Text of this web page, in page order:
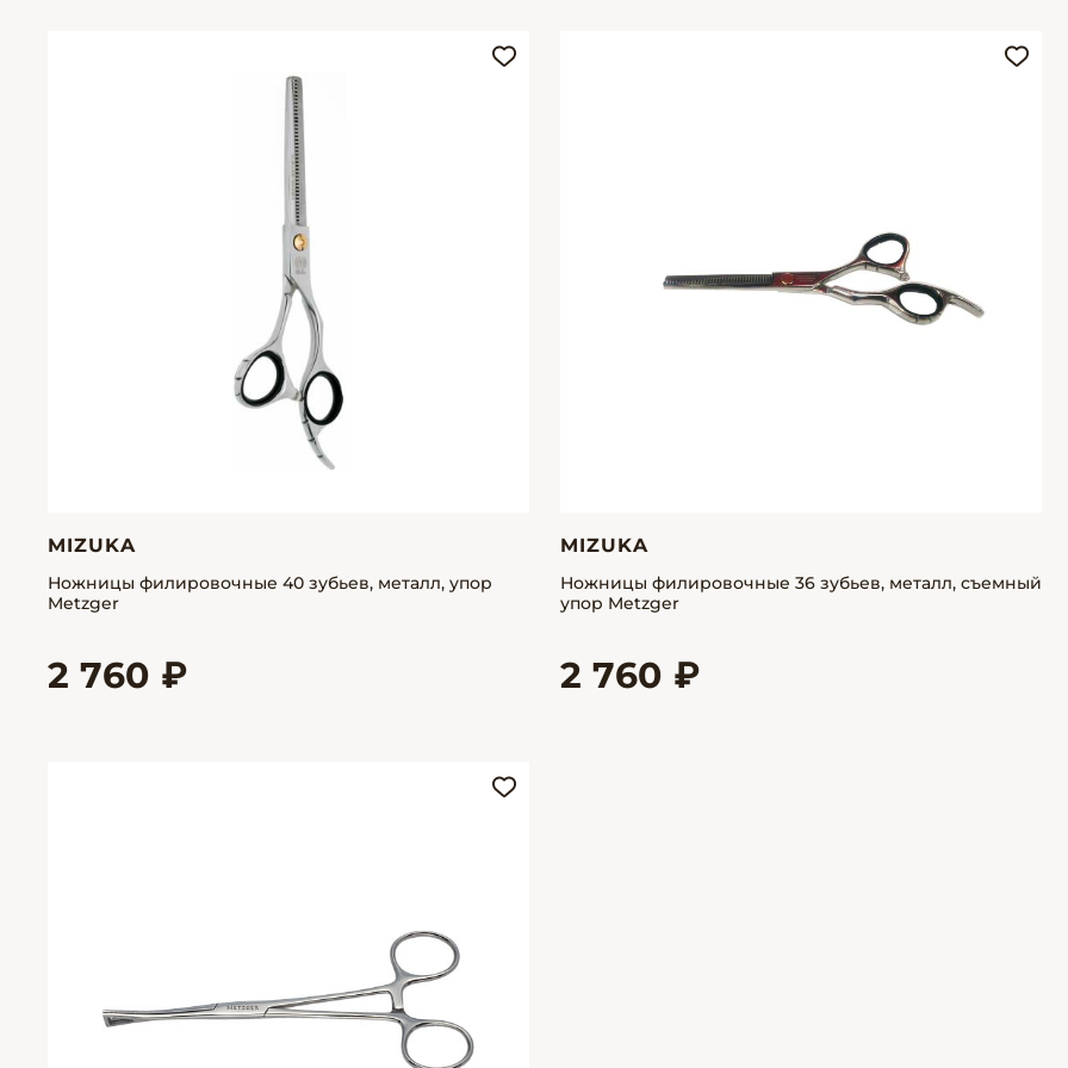
MIZUKA
Ножницы филировочные 40 зубьев, металл, упор
Metzger
2 760 ₽
MIZUKA
Ножницы филировочные 36 зубьев, металл, съемный
упор Metzger
2 760 ₽